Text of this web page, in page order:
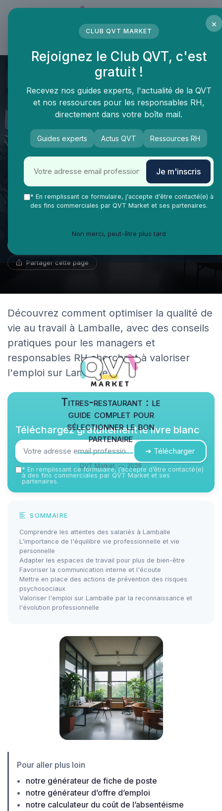
QVT Market Bien-être employés
Travailler à Lamballe :
comment améliorer la qualité
Partager cette page
Découvrez comment optimiser la qualité de
vie au travail à Lamballe, avec des conseils
pratiques pour les managers et
responsables RH cherchant à valoriser
l'emploi sur Lamballe.
Titres-restaurant : le
guide complet pour
sélectionner le bon
partenaire
QVT Market — 2026
Téléchargez gratuitement le livre blanc
➔ Télécharger
* En remplissant ce formulaire, j’accepte d’être contacté(e)
à des fins commerciales par QVT Market et ses
partenaires.
SOMMAIRE
Comprendre les attentes des salariés à Lamballe
L'importance de l'équilibre vie professionnelle et vie
personnelle
Adapter les espaces de travail pour plus de bien-être
Favoriser la communication interne et l'écoute
Mettre en place des actions de prévention des risques
psychosociaux
Valoriser l'emploi sur Lamballe par la reconnaissance et
l'évolution professionnelle
Pour aller plus loin
notre générateur de fiche de poste
notre générateur d’offre d’emploi
notre calculateur du coût de l’absentéisme
×
CLUB QVT MARKET
Rejoignez le Club QVT, c'est
gratuit !
Recevez nos guides experts, l'actualité de la QVT
et nos ressources pour les responsables RH,
directement dans votre boîte mail.
Guides experts Actus QVT Ressources RH
Je m'inscris
* En remplissant ce formulaire, j'accepte d'être contacté(e) à
des fins commerciales par QVT Market et ses partenaires.
Non merci, peut-être plus tard
Panneau de gestion des cookies